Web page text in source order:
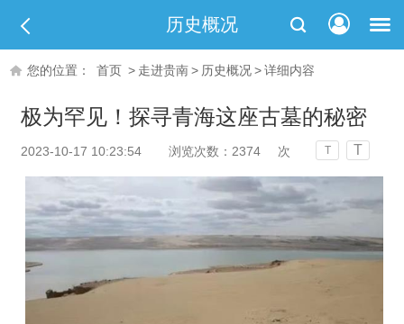
历史概况
您的位置： 首页 > 走进贵南> 历史概况>详细内容
极为罕见！探寻青海这座古墓的秘密
2023-10-17 10:23:54 浏览次数： 2374 次 T T